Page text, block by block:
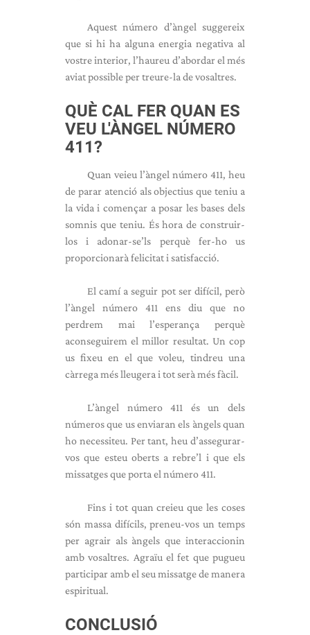
Aquest número d’àngel suggereix
que si hi ha alguna energia negativa al
vostre interior, l’haureu d’abordar el més
aviat possible per treure-la de vosaltres.
QUÈ CAL FER QUAN ES
VEU L'ÀNGEL NÚMERO
411?
Quan veieu l’àngel número 411, heu
de parar atenció als objectius que teniu a
la vida i començar a posar les bases dels
somnis que teniu. És hora de construir-
los i adonar-se’ls perquè fer-ho us
proporcionarà felicitat i satisfacció.
El camí a seguir pot ser difícil, però
l’àngel número 411 ens diu que no
perdrem mai l’esperança perquè
aconseguirem el millor resultat. Un cop
us fixeu en el que voleu, tindreu una
càrrega més lleugera i tot serà més fàcil.
L’àngel número 411 és un dels
números que us enviaran els àngels quan
ho necessiteu. Per tant, heu d’assegurar-
vos que esteu oberts a rebre’l i que els
missatges que porta el número 411.
Fins i tot quan creieu que les coses
són massa difícils, preneu-vos un temps
per agrair als àngels que interaccionin
amb vosaltres. Agraïu el fet que pugueu
participar amb el seu missatge de manera
espiritual.
CONCLUSIÓ